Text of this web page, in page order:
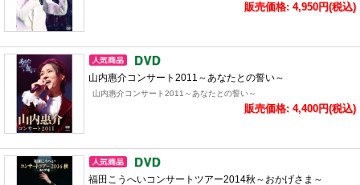
販売価格: 4,950円(税込)
山内惠介コンサート2011～あなたとの誓い～
山内惠介コンサート2011～あなたとの誓い～
販売価格: 4,400円(税込)
福田こうへいコンサートツアー2014秋～おかげさま～